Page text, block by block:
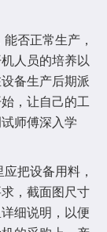
否正常生产，
人员的培养以
备生产后期派
，让自己的工
师傅深入学
把设备用料，
，截面图尺寸
细说明，以便